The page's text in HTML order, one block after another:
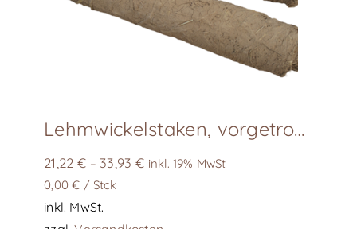
der
Produktseite
gewählt
Lehmwickelstaken, vorgetrocknet, Länge ca. 60cm
21,22€ – 33,93€ inkl. 19% MwSt
0,00€ / Stck
inkl. MwSt.